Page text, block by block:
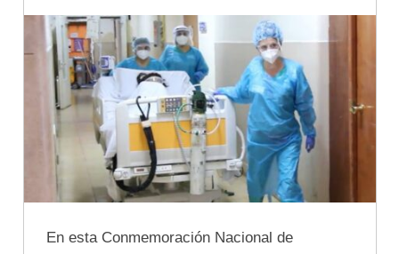
En esta Conmemoración Nacional de